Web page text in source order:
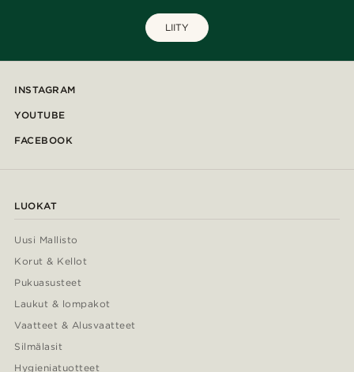
LIITY
INSTAGRAM
YOUTUBE
FACEBOOK
LUOKAT
Uusi Mallisto
Korut & Kellot
Pukuasusteet
Laukut & lompakot
Vaatteet & Alusvaatteet
Silmälasit
Hygieniatuotteet